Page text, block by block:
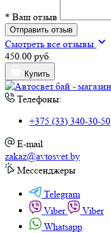
* Ваш отзыв
Отправить отзыв
Смотреть все отзывы
450.00 руб.
Купить
Телефоны:
+375 (33) 340-30-50
E-mail
zakaz@avtosvet.by
Мессенджеры
Telegram
Viber
Viber
Whatsapp